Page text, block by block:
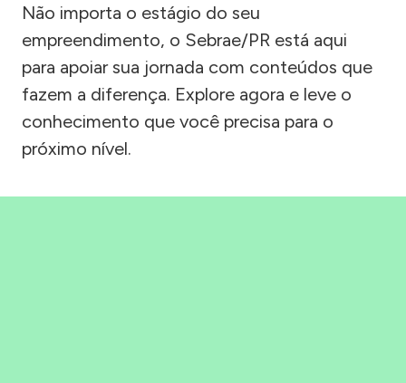
Não importa o estágio do seu
empreendimento, o Sebrae/PR está aqui
para apoiar sua jornada com conteúdos que
fazem a diferença. Explore agora e leve o
conhecimento que você precisa para o
próximo nível.